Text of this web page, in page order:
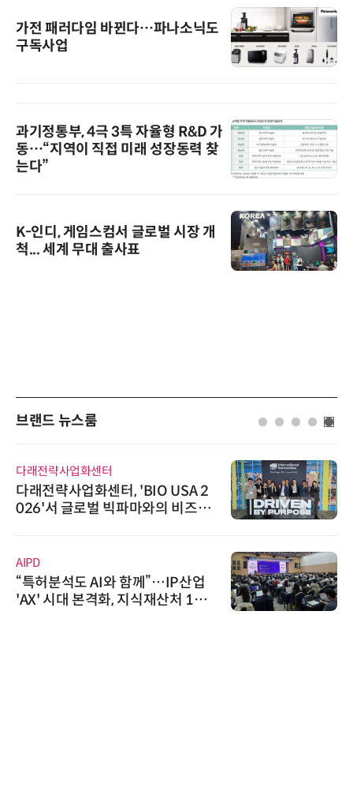
가전 패러다임 바뀐다…파나소닉도
구독사업
과기정통부, 4극 3특 자율형 R&D 가
동…“지역이 직접 미래 성장동력 찾
는다”
K-인디, 게임스컴서 글로벌 시장 개
척... 세계 무대 출사표
브랜드 뉴스룸
다래전략사업화센터
다래전략사업화센터, 'BIO USA 2
026'서 글로벌 빅파마와의 비즈니
AIPD
“특허분석도 AI와 함께”…IP산업
'AX' 시대 본격화, 지식재산처 1호